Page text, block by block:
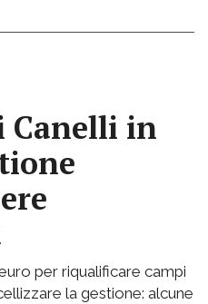
Canelli in
per riqualificare campi
la gestione: alcune